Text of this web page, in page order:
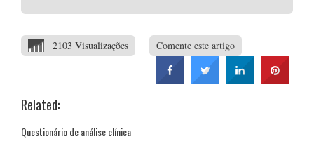
2103 Visualizações Comente este artigo
Related:
Questionário de análise clínica